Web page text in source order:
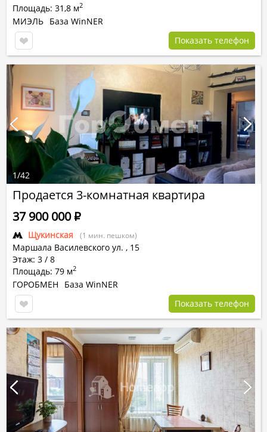
Площадь: 31,8 м2
МИЭЛЬ База WinNER
Показать телефон
Продается 3-комнатная квартира
Щукинская (1 мин. пешком)
Маршала Василевского ул. , 15
Этаж: 3 / 8
Площадь: 79 м2
37 900 000Р
ГОРОБМЕН
База WinNER
Показать телефон
1/42